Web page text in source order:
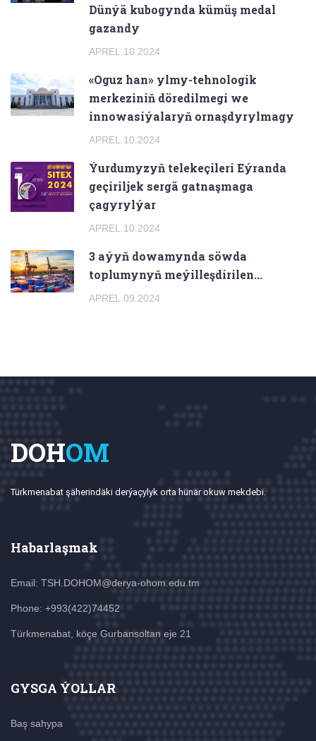
Dünýä kubogynda kümüş medal
gazandy
APREL.10.2024
«Oguz han» ylmy-tehnologik
merkeziniň döredilmegi we
innowasiýalaryň ornaşdyrylmagy
APREL.10.2024
Ýurdumyzyň telekeçileri Eýranda
geçiriljek sergä gatnaşmaga
çagyrylýar
APREL.10.2024
3 aýyň dowamynda söwda
toplumynyň meýilleşdirilen...
APREL.09.2024
DOHOM
Türkmenabat şäherindäki derýaçylyk orta hünär okuw mekdebi.
Habarlaşmak
Email: TSH.DOHOM@derya-ohom.edu.tm
Phone: +993(422)74452
Türkmenabat, köçe Gurbansoltan eje 21
GYSGA ÝOLLAR
Baş sahypa